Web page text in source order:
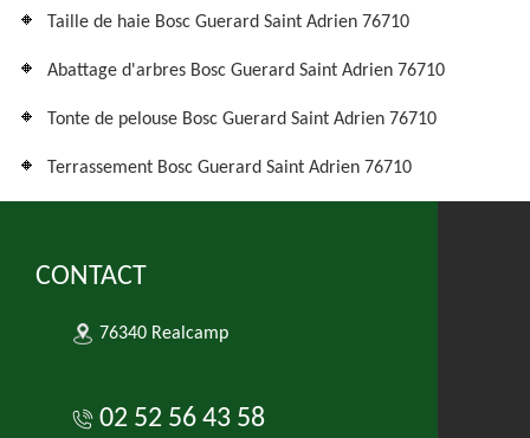
Taille de haie Bosc Guerard Saint Adrien 76710
Abattage d'arbres Bosc Guerard Saint Adrien 76710
Tonte de pelouse Bosc Guerard Saint Adrien 76710
Terrassement Bosc Guerard Saint Adrien 76710
CONTACT
76340 Realcamp
02 52 56 43 58